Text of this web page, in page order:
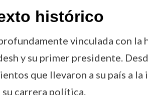
histórico
vinculada con la
y su primer presidente.
que llevaron a su país a
carrera política.